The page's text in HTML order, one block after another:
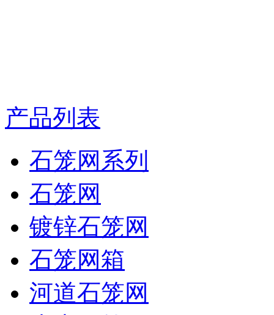
产品列表
石笼网系列
石笼网
镀锌石笼网
石笼网箱
河道石笼网